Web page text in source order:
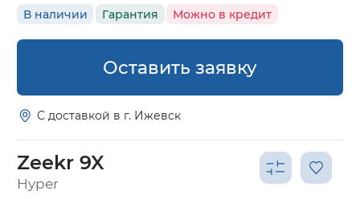
В наличии Гарантия Можно в кредит
Оставить заявку
С доставкой в г. Ижевск
Zeekr 9X
Hyper